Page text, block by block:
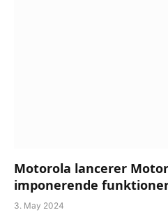
Motorola lancerer
imponerende
3. May 2024